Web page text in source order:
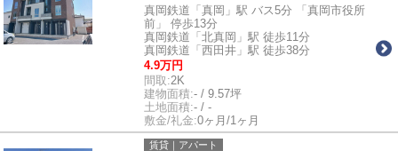
真岡鉄道「真岡」駅 バス5分 「真岡市役所
前」 停歩13分
真岡鉄道「北真岡」駅 徒歩11分
真岡鉄道「西田井」駅 徒歩38分
4.9万円
間取:2K
建物面積:- / 9.57坪
土地面積:- / -
敷金/礼金:0ヶ月/1ヶ月
賃貸｜アパート